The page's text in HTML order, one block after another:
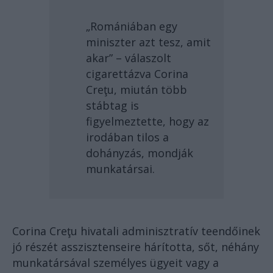
„Romániában egy
miniszter azt tesz, amit
akar” – válaszolt
cigarettázva Corina
Creţu, miután több
stábtag is
figyelmeztette, hogy az
irodában tilos a
dohányzás, mondják
munkatársai.
Corina Creţu hivatali adminisztratív teendőinek
jó részét asszisztenseire hárította, sőt, néhány
munkatársával személyes ügyeit vagy a